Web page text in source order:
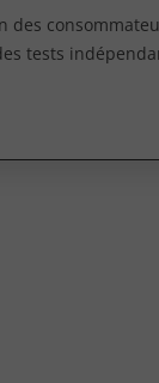
des
tests